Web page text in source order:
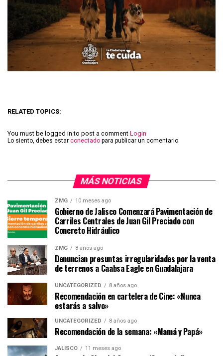
RELATED TOPICS:
You must be logged in to post a comment Login
Lo siento, debes estar conectado para publicar un comentario.
MÁS NOTICIAS
ZMG 10 meses ago
Gobierno de Jalisco Comenzará Pavimentación de
Carriles Centrales de Juan Gil Preciado con
Concreto Hidráulico
ZMG 8 años ago
Denuncian presuntas irregularidades por la venta
de terrenos a Caabsa Eagle en Guadalajara
UNCATEGORIZED 8 años ago
Recomendación en cartelera de Cine: «Nunca
estarás a salvo»
UNCATEGORIZED 8 años ago
Recomendación de la semana: «Mamá y Papá»
JALISCO 11 meses ago